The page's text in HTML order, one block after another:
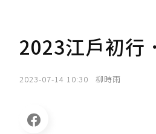
2023江戶初行
2023-07-14 10:30 柳時雨